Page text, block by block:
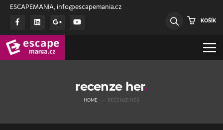
ESCAPEMANIA, info@escapemania.cz
KOŠÍK
recenze her
HOME RECENZE HER